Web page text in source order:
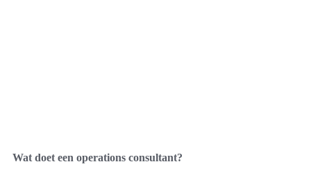
Wat doet een operations consultant?